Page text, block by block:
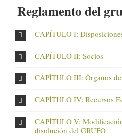
Reglamento del
CAPÍTULO I:
CAPÍTULO II: Socios
CAPÍTULO III: Órganos
CAPÍTULO IV: Recursos
CAPÍTULO V:
disolución del GRUFO